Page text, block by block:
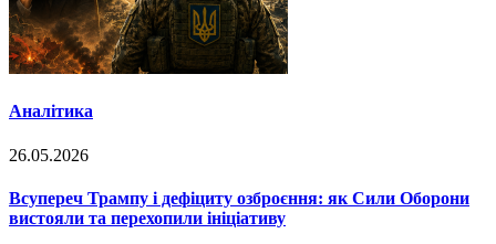
Аналітика
26.05.2026
Всупереч Трампу і дефіциту озброєння: як Сили Оборони
вистояли та перехопили ініціативу